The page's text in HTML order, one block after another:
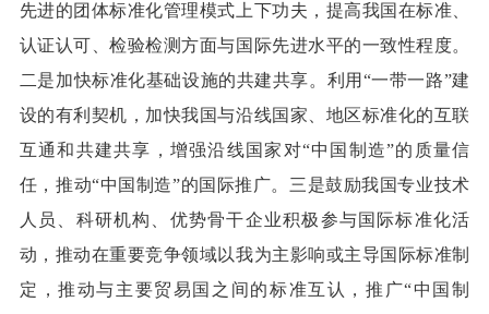
先进的团体标准化管理模式上下功夫，提高我国在标准、
认证认可、检验检测方面与国际先进水平的一致性程度。
二是加快标准化基础设施的共建共享。利用“一带一路”建
设的有利契机，加快我国与沿线国家、地区标准化的互联
互通和共建共享，增强沿线国家对“中国制造”的质量信
任，推动“中国制造”的国际推广。三是鼓励我国专业技术
人员、科研机构、优势骨干企业积极参与国际标准化活
动，推动在重要竞争领域以我为主影响或主导国际标准制
定，推动与主要贸易国之间的标准互认，推广“中国制